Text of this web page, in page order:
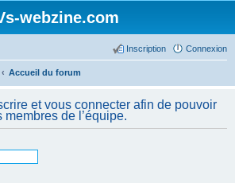
webzine.com
Connexion
Inscription
Accueil du forum
et vous connecter afin de pouvoir
de l’équipe.